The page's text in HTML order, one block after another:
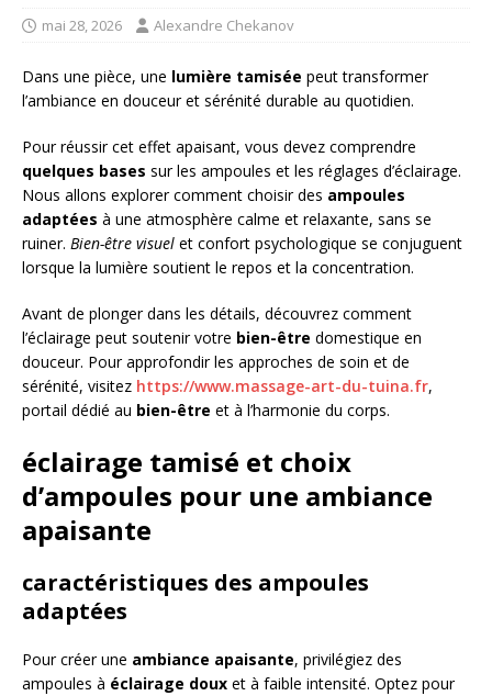
mai 28, 2026 Alexandre Chekanov
Dans une pièce, une lumière tamisée peut transformer
l’ambiance en douceur et sérénité durable au quotidien.
Pour réussir cet effet apaisant, vous devez comprendre
quelques bases sur les ampoules et les réglages d’éclairage.
Nous allons explorer comment choisir des ampoules
adaptées à une atmosphère calme et relaxante, sans se
ruiner. Bien-être visuel et confort psychologique se conjuguent
lorsque la lumière soutient le repos et la concentration.
Avant de plonger dans les détails, découvrez comment
l’éclairage peut soutenir votre bien-être domestique en
douceur. Pour approfondir les approches de soin et de
sérénité, visitez https://www.massage-art-du-tuina.fr,
portail dédié au bien-être et à l’harmonie du corps.
éclairage tamisé et choix
d’ampoules pour une ambiance
apaisante
caractéristiques des ampoules
adaptées
Pour créer une ambiance apaisante, privilégiez des
ampoules à éclairage doux et à faible intensité. Optez pour